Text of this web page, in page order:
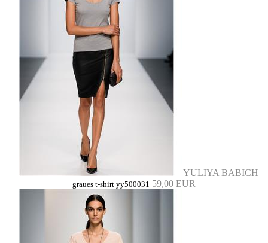
YULIYA BABICH
graues t-shirt yy500031 59,00 EUR